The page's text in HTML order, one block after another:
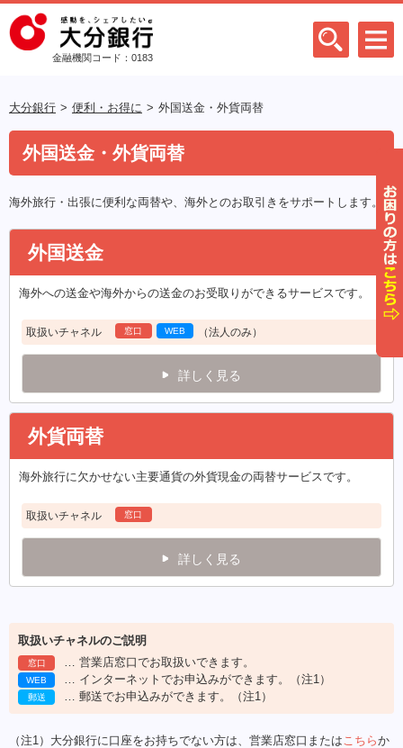
金融機関コード：0183
大分銀行 便利・お得に 外国送金・外貨両替
外国送金・外貨両替
海外旅行・出張に便利な両替や、海外とのお取引きをサポートします。
外国送金
海外への送金や海外からの送金のお受取りができるサービスです。
取扱いチャネル 窓口 WEB （法人のみ）
詳しく見る
外貨両替
海外旅行に欠かせない主要通貨の外貨現金の両替サービスです。
取扱いチャネル 窓口
詳しく見る
取扱いチャネルのご説明
窓口 … 営業店窓口でお取扱いできます。
WEB … インターネットでお申込みができます。（注1）
郵送 … 郵送でお申込みができます。（注1）
（注1）大分銀行に口座をお持ちでない方は、営業店窓口またはこちらか